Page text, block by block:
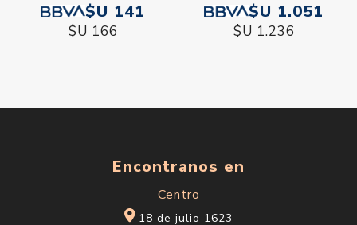
$U 141
$U 166
$U 1.051
$U 1.236
Encontranos en
Centro
18 de julio 1623